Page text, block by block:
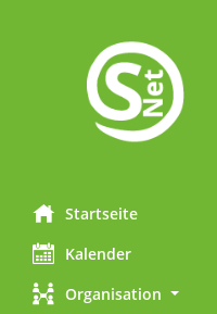
Startseite
Kalender
Organisation